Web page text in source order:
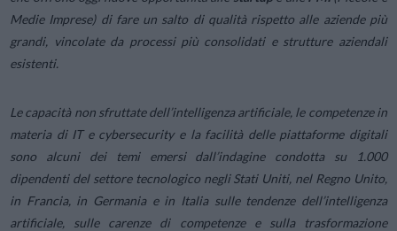
Medie Imprese) di fare un salto di qualità rispetto alle aziende più
grandi, vincolate da processi più consolidati e strutture aziendali
esistenti.
Le capacità non sfruttate dell’intelligenza artificiale, le competenze in
materia di IT e cybersecurity e la facilità delle piattaforme digitali
sono alcuni dei temi emersi dall’indagine condotta su 1.000
dipendenti del settore tecnologico negli Stati Uniti, nel Regno Unito,
in Francia, in Germania e in Italia sulle tendenze dell’intelligenza
artificiale, sulle carenze di competenze e sulla trasformazione